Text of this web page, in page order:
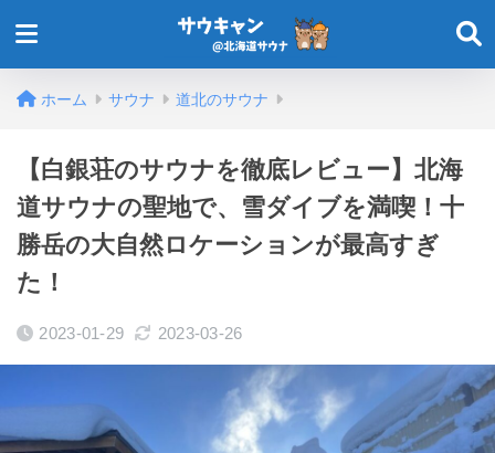
ホーム サウナ 道北のサウナ
【白銀荘のサウナを徹底レビュー】北海
道サウナの聖地で、雪ダイブを満喫！十
勝岳の大自然ロケーションが最高すぎ
た！
2023-01-29 2023-03-26